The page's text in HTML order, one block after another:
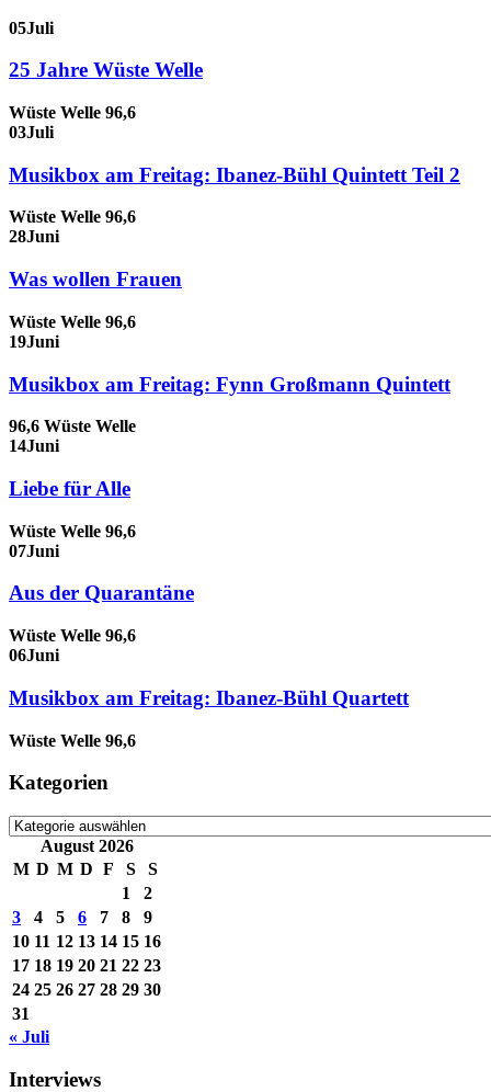
05Juli
25 Jahre Wüste Welle
Wüste Welle 96,6
03Juli
Musikbox am Freitag: Ibanez-Bühl Quintett Teil 2
Wüste Welle 96,6
28Juni
Was wollen Frauen
Wüste Welle 96,6
19Juni
Musikbox am Freitag: Fynn Großmann Quintett
96,6 Wüste Welle
14Juni
Liebe für Alle
Wüste Welle 96,6
07Juni
Aus der Quarantäne
Wüste Welle 96,6
06Juni
Musikbox am Freitag: Ibanez-Bühl Quartett
Wüste Welle 96,6
Kategorien
Kategorien
August 2026
M D M D F S
S
1
2
3
4 5 6 7 8
9
10 11 12 13 14 15 16
17 18 19 20 21 22 23
24 25 26 27 28 29 30
31
« Juli
Interviews